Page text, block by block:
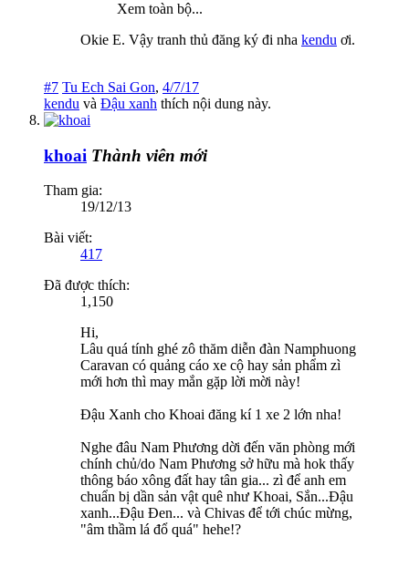
Xem toàn bộ...
Okie E. Vậy tranh thủ đăng ký đi nha kendu ơi.
#7 Tu Ech Sai Gon, 4/7/17
kendu và Đậu xanh thích nội dung này.
khoai Thành viên mới
Tham gia:
19/12/13
Bài viết:
417
Đã được thích:
1,150
Hi,
Lâu quá tính ghé zô thăm diễn đàn Namphuong
Caravan có quảng cáo xe cộ hay sản phẩm zì
mới hơn thì may mắn gặp lời mời này!
Đậu Xanh cho Khoai đăng kí 1 xe 2 lớn nha!
Nghe đâu Nam Phương dời đến văn phòng mới
chính chủ/do Nam Phương sở hữu mà hok thấy
thông báo xông đất hay tân gia... zì để anh em
chuẩn bị dần sản vật quê như Khoai, Sắn...Đậu
xanh...Đậu Đen... và Chivas để tới chúc mừng,
"âm thầm lá đổ quá" hehe!?